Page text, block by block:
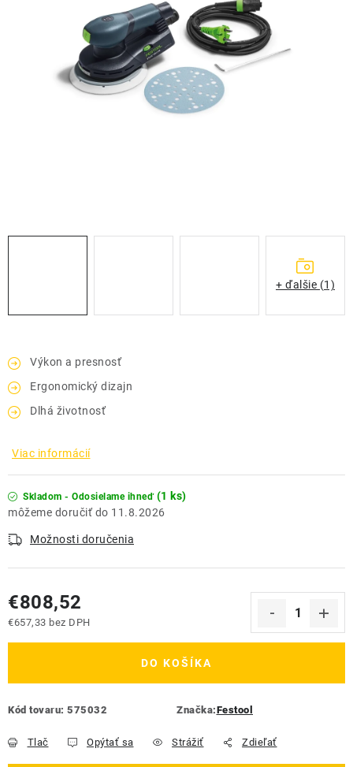
DARČEKOVÉ POUKAZY
ČISTENIE A ÚDRŽBA LODÍ
Výkon a presnosť
Ergonomický dizajn
Dlhá životnosť
Viac informácií
Skladom - Odosielame ihneď (1 ks)
11.8.2026
Možnosti doručenia
€808,52
€657,33 bez DPH
DO KOŠÍKA
Kód tovaru: 575032 Značka:Festool
Tlač Opýtať sa Strážiť Zdieľať
+ ďalšie (1)